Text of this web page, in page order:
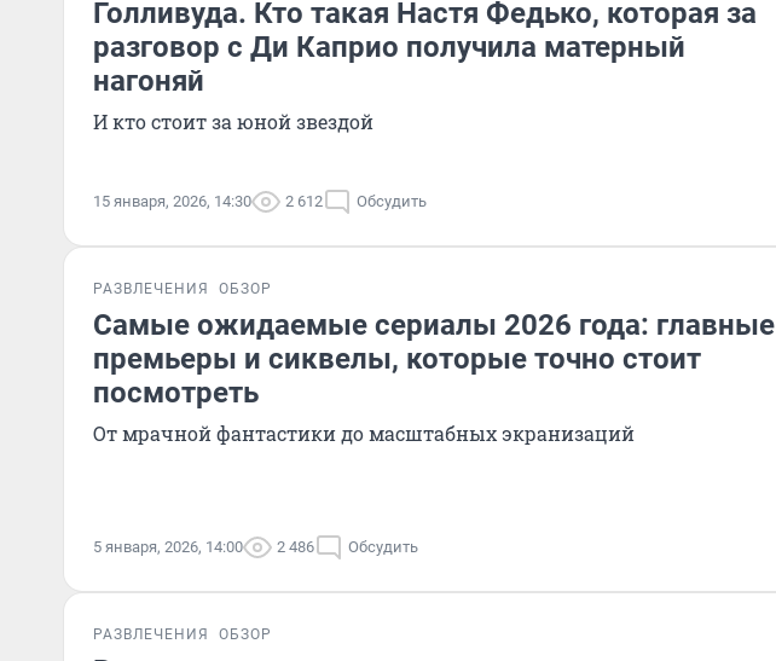
Голливуда. Кто такая Настя Федько, которая за
разговор с Ди Каприо получила матерный
нагоняй
И кто стоит за юной звездой
15 января, 2026, 14:30 2 612 Обсудить
РАЗВЛЕЧЕНИЯ ОБЗОР
Самые ожидаемые сериалы 2026 года: главные
премьеры и сиквелы, которые точно стоит
посмотреть
От мрачной фантастики до масштабных экранизаций
5 января, 2026, 14:00 2 486 Обсудить
РАЗВЛЕЧЕНИЯ ОБЗОР